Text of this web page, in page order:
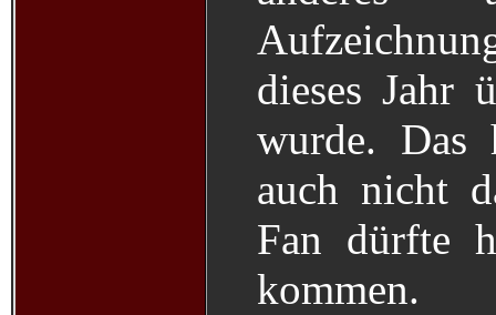
dieses Jahr
wurde. Das
auch nicht
Fan dürfte
kommen.